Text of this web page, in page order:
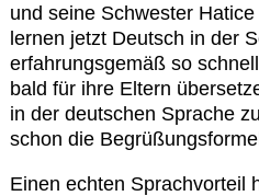
und seine Schwester
lernen jetzt Deutsch in der
erfahrungsgemäß so
bald für ihre Eltern
in der deutschen Sprache
schon die
Einen echten Sprachvorteil